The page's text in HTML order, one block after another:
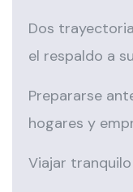
Dos
el respaldo a
Prepararse
hogares y
Viajar